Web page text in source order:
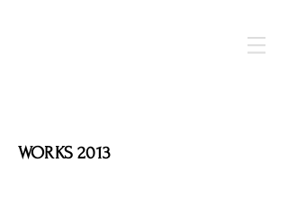
WORKS 2013